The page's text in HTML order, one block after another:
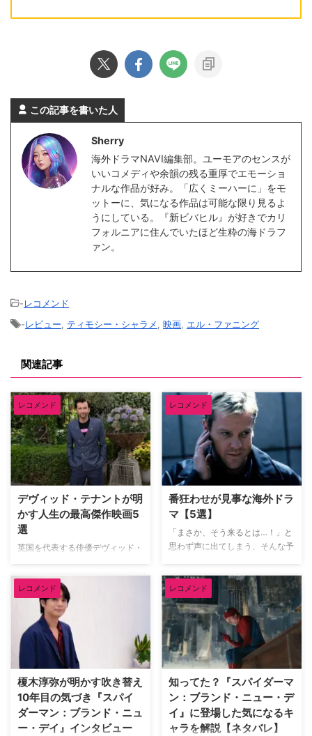
この記事を書いた人
Sherry
海外ドラマNAVI編集部。ユーモアのセンスが
いいコメディや余韻の残る重厚でエモーショ
ナルな作品が好み。「広くミーハーに」をモ
ットーに、気になる作品は可能な限り見るよ
うにしている。『新ビバヒル』が好きでカリ
フォルニアに住んでいたほど生粋の海ドラフ
ァン。
-レコメンド
-レビュー ティモシー・シャラメ 映画 エル・ファニング
関連記事
レコメンド
デヴィッド・テナントが明
かす人生の最高傑作映画5
選
英国を代表する俳優デヴィッド・
『グッド・オーメンズ』）が、映
像ソフトメーカーの米Criterion社
による人気企画「Criterion
Closet」に登場した。数多の名作
映画のDVDやBlu-rayが並ぶ夢の
ようなクローゼットを訪れたデヴ
ィッドは、自身が幼少期や俳優人
映画をピックアップ。その魅力を
熱く語った。 『バンデットQ』か
らオロノ劇の名作まで！独自のセ
ンスで選ぶ名作群 最初に彼が手
レコメンド
番狂わせが見事な海外ドラ
マ【5選】
「まさか、そう来るとは…！」と
思わず声に出てしまう、そんな予
醐味だろう。巧みに張り巡らされ
た伏線や衝撃のドンデン返しに、
気づけば最後まで一気見してしま
うことも。そんな予想を鮮やかに
裏切る番狂わせが見事な海外ドラ
マを米TV Lineが取り上げている
ので、そのうち5作品を紹介しよ
う。（※本記事は各作品の重要な
ネタバレを含みますのでご注意く
ださい） 予想外の展開にビック
リさせられた海外ドラマ 『イカ
ゲーム』 世界的ヒットを記録し
レコメンド
榎木淳弥が明かす吹き替え
10年目の気づき『スパイ
ダーマン：ブランド・ニュ
ー・デイ』インタビュー
レコメンド
知ってた？『スパイダーマ
ン：ブランド・ニュー・デ
イ』に登場した気になるキ
ャラを解説【ネタバレ】